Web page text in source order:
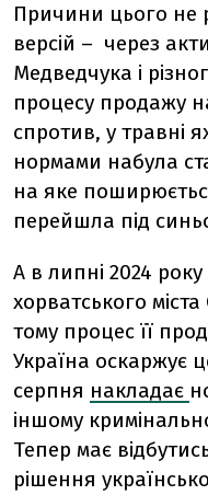
Причини цього не
версій – через
Медведчука і
процесу продажу
спротив, у травні
нормами набула
на яке
перейшла під
А в липні 2024
хорватського
тому процес її
Україна оскаржує
серпня накладає
іншому
Тепер має
рішення